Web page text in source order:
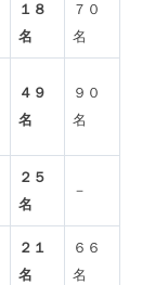
１８
名
７０
名
４９
名
９０
名
２５
名
－
２１
名
６６
名